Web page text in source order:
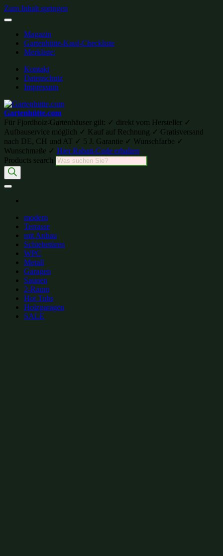
Zum Inhalt springen
Magazin
Gartenhütte-Kauf-Checkliste
Merkliste:
Kontakt
Datenschutz
Impressum
Gartenhütte.com
Für Fjordholz-Gartenhäuser gilt: ✓ direkt vom Hersteller ✓
Aufbauservice möglich ✓ Kauf auf Rechnung ✓ Gratisversand
nach DE, CH und AT ✓ 5 J. Garantie ✓ Wunschfarbe ✓
Wunschmaße ✓ Hier Rabatt-Code erhalten
Products search
modern
Terrasse
mit Anbau
Schiebetüren
WPC
Metall
Garagen
Saunen
2-Raum
Hot Tubs
Holzgaragen
SALE